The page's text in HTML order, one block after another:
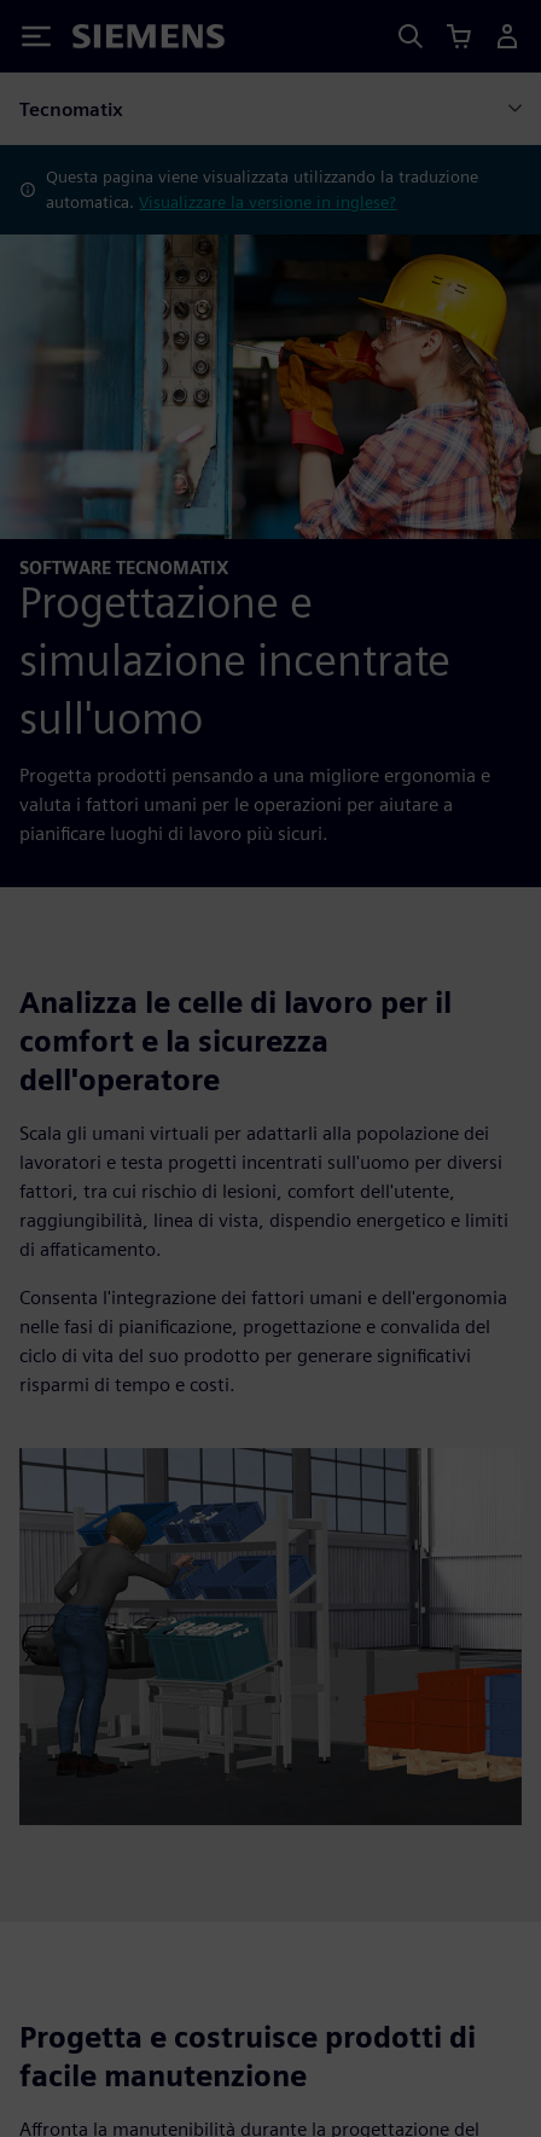
Siemens
Tecnomatix
Questa pagina viene visualizzata utilizzando la traduzione
automatica.Visualizzare la versione in inglese?
SOFTWARE TECNOMATIX
Progettazione e
simulazione incentrate
sull'uomo
Progetta prodotti pensando a una migliore ergonomia e
valuta i fattori umani per le operazioni per aiutare a
pianificare luoghi di lavoro più sicuri.
Analizza le celle di lavoro per il
comfort e la sicurezza
dell'operatore
Scala gli umani virtuali per adattarli alla popolazione dei
lavoratori e testa progetti incentrati sull'uomo per diversi
fattori, tra cui rischio di lesioni, comfort dell'utente,
raggiungibilità, linea di vista, dispendio energetico e limiti
di affaticamento.
Consenta l'integrazione dei fattori umani e dell'ergonomia
nelle fasi di pianificazione, progettazione e convalida del
ciclo di vita del suo prodotto per generare significativi
risparmi di tempo e costi.
Progetta e costruisce prodotti di
facile manutenzione
Affronta la manutenibilità durante la progettazione del